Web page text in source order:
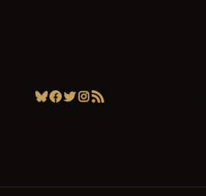
Bluesky
Facebook
Twitter
Instagram
RSS-Feed